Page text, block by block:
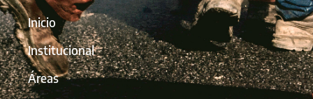
Inicio
Institucional
Áreas